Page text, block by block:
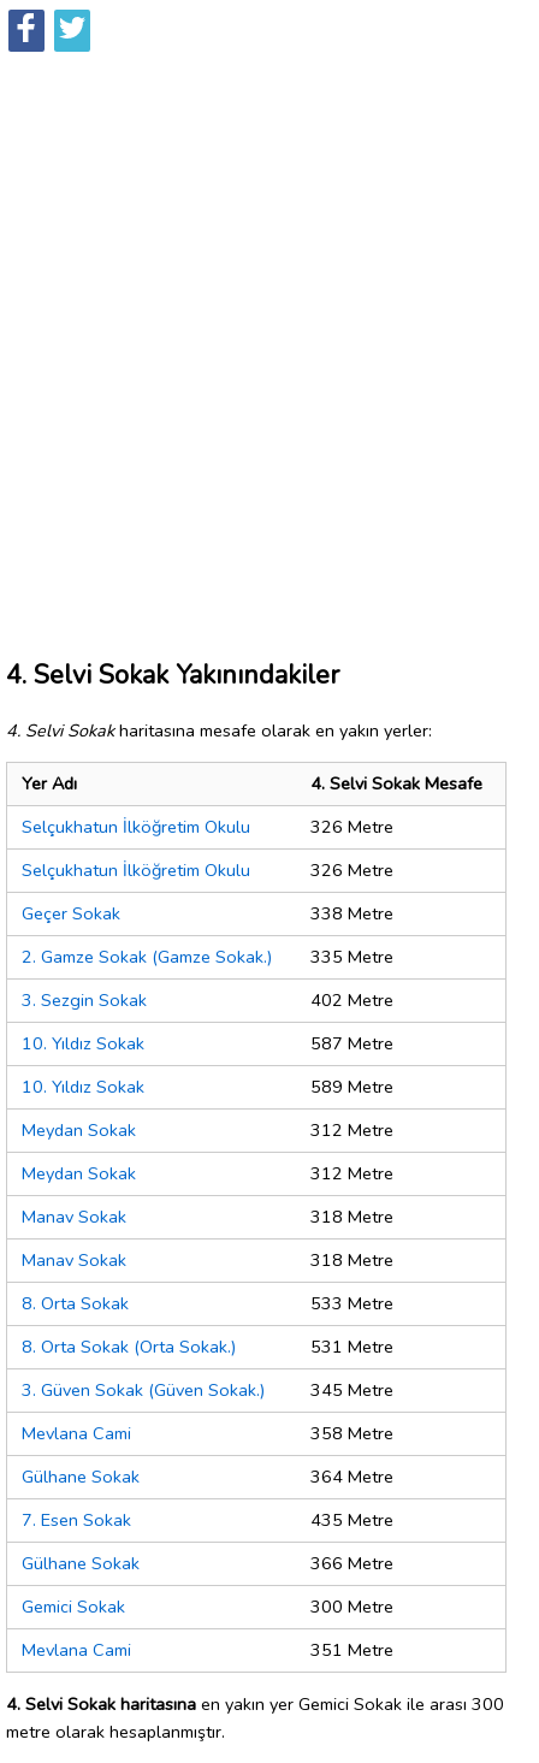
4. Selvi Sokak Yakınındakiler
4. Selvi Sokakharitasına mesafe olarak en yakın yerler:
Yer Adı
4. Selvi Sokak Mesafe
Selçukhatun İlköğretim Okulu
326 Metre
Selçukhatun İlköğretim Okulu
326 Metre
Geçer Sokak
338 Metre
2. Gamze Sokak (Gamze Sokak.)
335 Metre
3. Sezgin Sokak
402 Metre
10. Yıldız Sokak
587 Metre
10. Yıldız Sokak
589 Metre
Meydan Sokak
312 Metre
Meydan Sokak
312 Metre
Manav Sokak
318 Metre
Manav Sokak
318 Metre
8. Orta Sokak
533 Metre
8. Orta Sokak (Orta Sokak.)
531 Metre
3. Güven Sokak (Güven Sokak.)
345 Metre
Mevlana Cami
358 Metre
Gülhane Sokak
364 Metre
7. Esen Sokak
435 Metre
Gülhane Sokak
366 Metre
Gemici Sokak
300 Metre
Mevlana Cami
351 Metre
4. Selvi Sokak haritasına en yakın yer Gemici Sokak ile arası 300
metre olarak hesaplanmıştır.